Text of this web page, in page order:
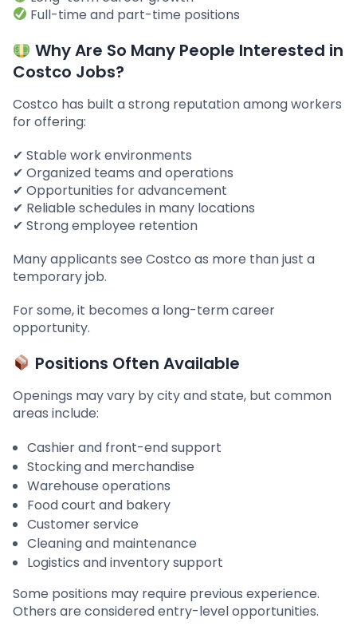
Full-time and part-time positions
Why Are So Many People Interested in
Costco Jobs?
Costco has built a strong reputation among workers
for offering:
✔ Stable work environments
✔ Organized teams and operations
✔ Opportunities for advancement
✔ Reliable schedules in many locations
✔ Strong employee retention
Many applicants see Costco as more than just a
temporary job.
For some, it becomes a long-term career
opportunity.
Positions Often Available
Openings may vary by city and state, but common
areas include:
Cashier and front-end support
Stocking and merchandise
Warehouse operations
Food court and bakery
Customer service
Cleaning and maintenance
Logistics and inventory support
Some positions may require previous experience.
Others are considered entry-level opportunities.